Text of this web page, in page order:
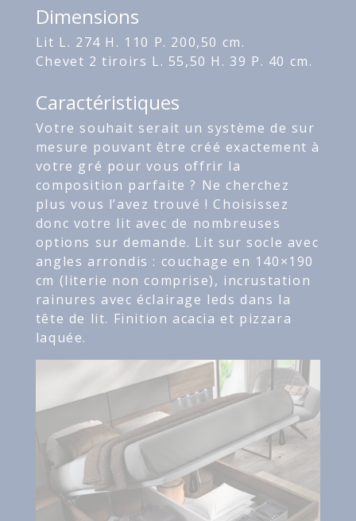
Dimensions
Lit L. 274 H. 110 P. 200,50 cm.
Chevet 2 tiroirs L. 55,50 H. 39 P. 40 cm.
Caractéristiques
Votre souhait serait un système de sur
mesure pouvant être créé exactement à
votre gré pour vous offrir la
composition parfaite ? Ne cherchez
plus vous l’avez trouvé ! Choisissez
donc votre lit avec de nombreuses
options sur demande. Lit sur socle avec
angles arrondis : couchage en 140×190
cm (literie non comprise), incrustation
rainures avec éclairage leds dans la
tête de lit. Finition acacia et pizzara
laquée.